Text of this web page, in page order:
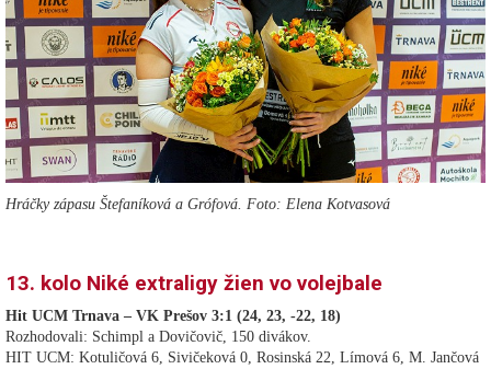
Hráčky zápasu Štefaníková a Grófová. Foto: Elena Kotvasová
13. kolo Niké extraligy žien vo volejbale
Hit UCM Trnava – VK Prešov 3:1 (24, 23, -22, 18)
Rozhodovali: Schimpl a Dovičovič, 150 divákov.
HIT UCM: Kotuličová 6, Sivičeková 0, Rosinská 22, Límová 6, M. Jančová